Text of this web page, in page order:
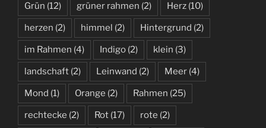
Grün (12) grüner rahmen (2) Herz (10)
herzen (2) himmel (2) Hintergrund (2)
im Rahmen (4) Indigo (2) klein (3)
landschaft (2) Leinwand (2) Meer (4)
Mond (1) Orange (2) Rahmen (25)
rechtecke (2) Rot (17) rote (2)